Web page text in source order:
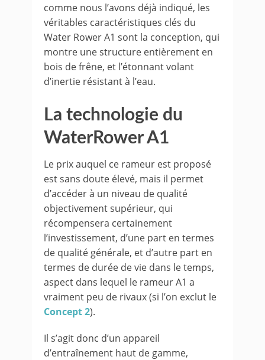
comme nous l’avons déjà indiqué, les
véritables caractéristiques clés du
Water Rower A1 sont la conception, qui
montre une structure entièrement en
bois de frêne, et l’étonnant volant
d’inertie résistant à l’eau.
La technologie du
WaterRower A1
Le prix auquel ce rameur est proposé
est sans doute élevé, mais il permet
d’accéder à un niveau de qualité
objectivement supérieur, qui
récompensera certainement
l’investissement, d’une part en termes
de qualité générale, et d’autre part en
termes de durée de vie dans le temps,
aspect dans lequel le rameur A1 a
vraiment peu de rivaux (si l’on exclut le
Concept 2).
Il s’agit donc d’un appareil
d’entraînement haut de gamme,